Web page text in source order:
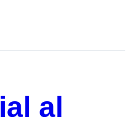
al